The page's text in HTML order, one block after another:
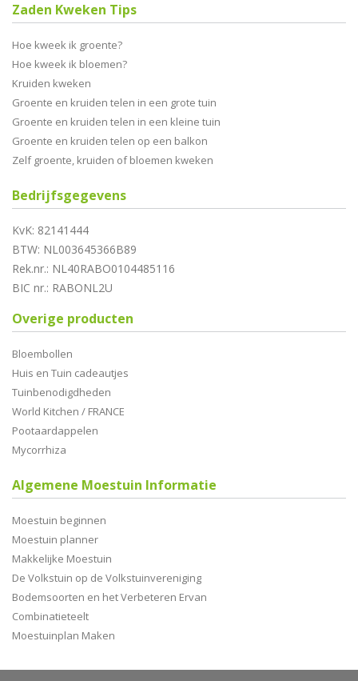
Zaden Kweken Tips
Hoe kweek ik groente?
Hoe kweek ik bloemen?
Kruiden kweken
Groente en kruiden telen in een grote tuin
Groente en kruiden telen in een kleine tuin
Groente en kruiden telen op een balkon
Zelf groente, kruiden of bloemen kweken
Bedrijfsgegevens
KvK: 82141444
BTW: NL003645366B89
Rek.nr.: NL40RABO0104485116
BIC nr.: RABONL2U
Overige producten
Bloembollen
Huis en Tuin cadeautjes
Tuinbenodigdheden
World Kitchen / FRANCE
Pootaardappelen
Mycorrhiza
Algemene Moestuin Informatie
Moestuin beginnen
Moestuin planner
Makkelijke Moestuin
De Volkstuin op de Volkstuinvereniging
Bodemsoorten en het Verbeteren Ervan
Combinatieteelt
Moestuinplan Maken